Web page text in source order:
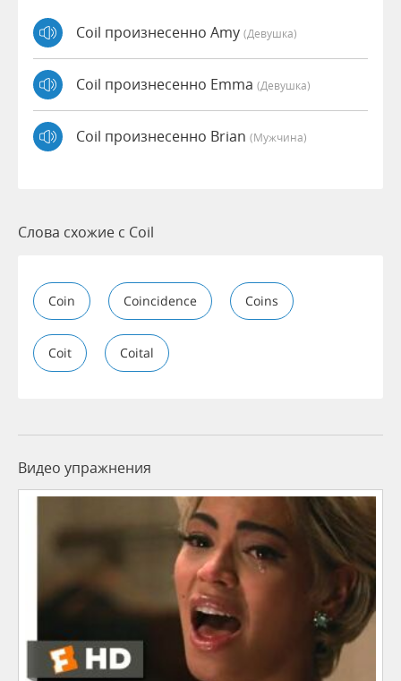
Coil произнесенно Amy (девушка)
Coil произнесенно Emma (девушка)
Coil произнесенно Brian (мужчина)
Слова схожие с Coil
Coin Coincidence Coins
Coit Coital
Видео упражнения